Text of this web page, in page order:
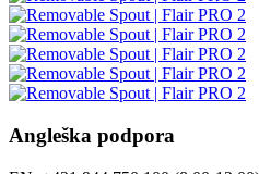
Angleška podpora